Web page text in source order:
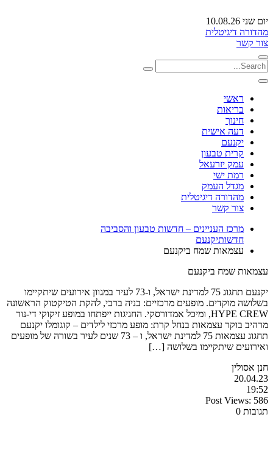
יום שני 10.08.26
מהדורה דיגיטלית
צור קשר
ראשי
בריאות
חינוך
דעה אישית
יקנעם
קרית טבעון
עמק יזרעאל
רמת ישי
מגדל העמק
מהדורה דיגיטלית
צור קשר
מרכז העניינים – חדשות טבעון והסביבה
חדשותיקנעם
עצמאות שמח ביקנעם
עצמאות שמח ביקנעם
יקנעם תחגוג 75 למדינת ישראל, ו-73 לעיר במגוון אירועים שיתקיימו
בשלושה מוקדים. מופעים מרכזיים: בניה ברבי, להקת הטיקטוק הראשונה
HYPE CREW, ומיכל אמדורסקי. החגיגות ייפתחו במופע זיקוקי די-נור
מרהיב בוקר עצמאות בנחל קרת: מופע מרכזי לילדים – קוגומלו יקנעם
תחגוג עצמאות 75 למדינת ישראל, ו – 73 שנים לעיר בשורה של מופעים
ואירועים שיתקיימו בשלושה […]
חנן אסולין
20.04.23
19:52
Post Views: 586
תגובות 0